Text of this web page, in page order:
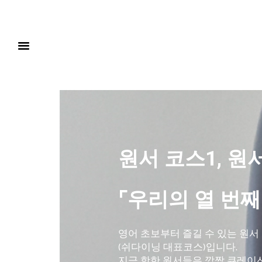
원서 코스1, 원
⌜우리의 열 번
영어 초보부터 즐길 수 있는 원
(쉬다이닝 대표코스)입니다.